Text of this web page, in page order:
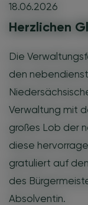
18.06.2026
Herzlichen
Die
den
Verwaltung mit
großes Lob der
diese
gratuliert auf
des
Absolventin.